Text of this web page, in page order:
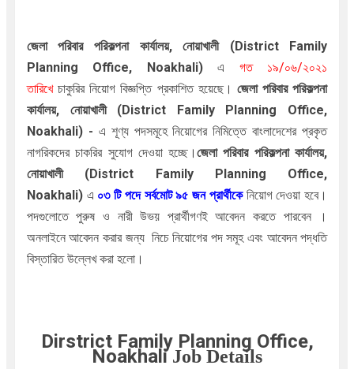
জেলা পরিবার পরিকল্পনা কার্যালয়, নোয়াখালী (District Family
Planning Office, Noakhali)
এ গত১৯/০৬/২০২১
তারিখেচাকুরির নিয়োগ বিজ্ঞপ্তি প্রকাশিত হয়েছে। জেলা পরিবার পরিকল্পনা
কার্যালয়, নোয়াখালী (District Family Planning Office,
Noakhali) - এ শূণ্য পদসমূহে নিয়োগের নিমিত্তে বাংলাদেশের প্রকৃত
নাগরিকদের চাকরির সুযোগ দেওয়া হচ্ছে।জেলা পরিবার পরিকল্পনা কার্যালয়,
নোয়াখালী (District Family Planning Office,
Noakhali) এ ০৩টি পদে সর্বমোট ৯৫ জন প্রার্থীকে নিয়োগ দেওয়া হবে।
পদগুলোতে পুরুষ ও নারী উভয় প্রার্থীগণই আবেদন করতে পারবেন ।
অনলাইনে আবেদন করার জন্য নিচে নিয়োগের পদ সমূহ এবং আবেদন পদ্ধতি
বিস্তারিত উল্লেখ করা হলো।
Dirstrict Family Planning Office,
NoakhaliJob Details